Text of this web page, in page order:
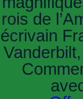
de